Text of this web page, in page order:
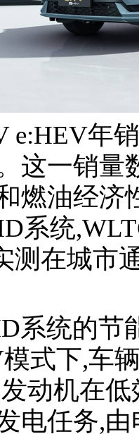
e:HEV年
这一销量
燃油经济
系统
测在城市
系统的节
式下,车
动机在
电任务,